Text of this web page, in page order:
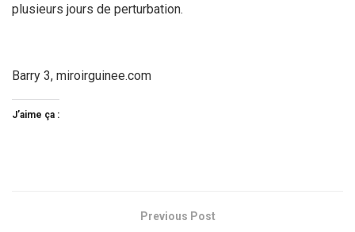
plusieurs jours de perturbation.
Barry 3, miroirguinee.com
J’aime ça :
Previous Post